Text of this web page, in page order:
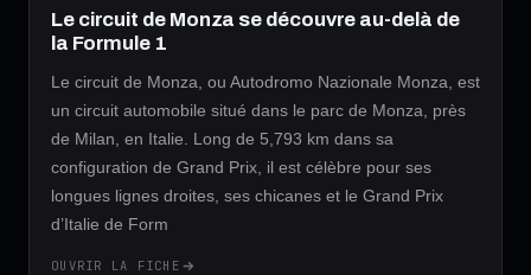
Le circuit de Monza se découvre au-delà de
la Formule 1
Le circuit de Monza, ou Autodromo Nazionale Monza, est
un circuit automobile situé dans le parc de Monza, près
de Milan, en Italie. Long de 5,793 km dans sa
configuration de Grand Prix, il est célèbre pour ses
longues lignes droites, ses chicanes et le Grand Prix
d’Italie de Form
OUVRIR LA FICHE